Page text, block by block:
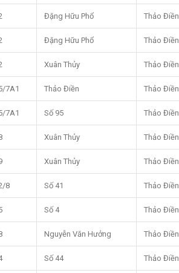
Đặng Hữu Phổ Thảo Điền
Đặng Hữu Phổ Thảo Điền
Xuân Thủy Thảo Điền
7A1 Thảo Điền Thảo Điền
7A1 Số 95 Thảo Điền
Xuân Thủy Thảo Điền
Xuân Thủy Thảo Điền
8 Số 41 Thảo Điền
Số 4 Thảo Điền
Nguyễn Văn Hưởng Thảo Điền
Số 44 Thảo Điền